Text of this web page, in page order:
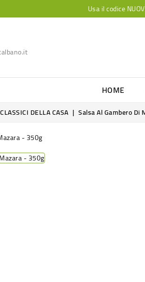
Usa il codice
HOME
DELLA CASA Salsa Al Gambero Di